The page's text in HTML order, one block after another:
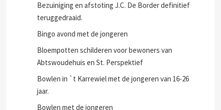
Bezuiniging en afstoting J.C. De Border definitief
teruggedraaid.
Bingo avond met de jongeren
Bloempotten schilderen voor bewoners van
Abtswoudehuis en St. Perspektief
Bowlen in `t Karrewiel met de jongeren van 16-26
jaar.
Bowlen met de jongeren